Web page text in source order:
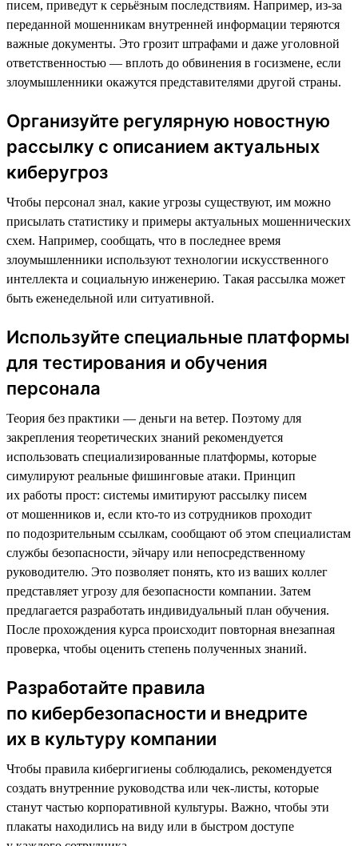
писем, приведут к серьёзным последствиям. Например, из-за
переданной мошенникам внутренней информации теряются
важные документы. Это грозит штрафами и даже уголовной
ответственностью — вплоть до обвинения в госизмене, если
злоумышленники окажутся представителями другой страны.
Организуйте регулярную новостную
рассылку с описанием актуальных
киберугроз
Чтобы персонал знал, какие угрозы существуют, им можно
присылать статистику и примеры актуальных мошеннических
схем. Например, сообщать, что в последнее время
злоумышленники используют технологии искусственного
интеллекта и социальную инженерию. Такая рассылка может
быть еженедельной или ситуативной.
Используйте специальные платформы
для тестирования и обучения
персонала
Теория без практики — деньги на ветер. Поэтому для
закрепления теоретических знаний рекомендуется
использовать специализированные платформы, которые
симулируют реальные фишинговые атаки. Принцип
их работы прост: системы имитируют рассылку писем
от мошенников и, если кто-то из сотрудников проходит
по подозрительным ссылкам, сообщают об этом специалистам
службы безопасности, эйчару или непосредственному
руководителю. Это позволяет понять, кто из ваших коллег
представляет угрозу для безопасности компании. Затем
предлагается разработать индивидуальный план обучения.
После прохождения курса происходит повторная внезапная
проверка, чтобы оценить степень полученных знаний.
Разработайте правила
по кибербезопасности и внедрите
их в культуру компании
Чтобы правила кибергигиены соблюдались, рекомендуется
создать внутренние руководства или чек-листы, которые
станут частью корпоративной культуры. Важно, чтобы эти
плакаты находились на виду или в быстром доступе